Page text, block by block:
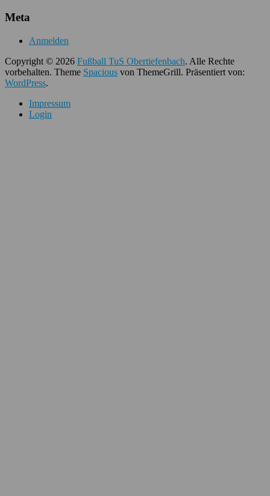
Meta
Anmelden
Copyright © 2026 Fußball TuS Obertiefenbach. Alle Rechte
vorbehalten. Theme Spacious von ThemeGrill. Präsentiert von:
WordPress.
Impressum
Login